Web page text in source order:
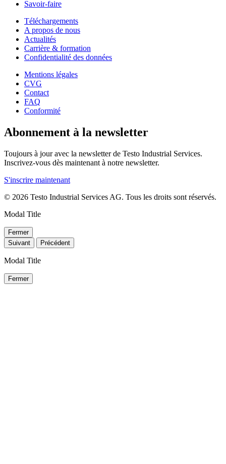
Savoir-faire
Téléchargements
A propos de nous
Actualités
Carrière & formation
Confidentialité des données
Mentions légales
CVG
Contact
FAQ
Conformité
Abonnement à la newsletter
Toujours à jour avec la newsletter de Testo Industrial Services.
Inscrivez-vous dès maintenant à notre newsletter.
S'inscrire maintenant
© 2026 Testo Industrial Services AG. Tous les droits sont réservés.
Modal Title
Fermer
Suivant
Précédent
Modal Title
Fermer